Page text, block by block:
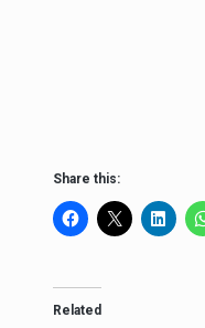
Share this:
Related